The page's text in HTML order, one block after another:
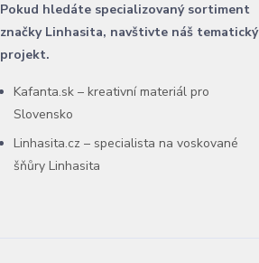
Pokud hledáte specializovaný sortiment
značky Linhasita, navštivte náš tematický
projekt.
Kafanta.sk – kreativní materiál pro
Slovensko
Linhasita.cz – specialista na voskované
šňůry Linhasita